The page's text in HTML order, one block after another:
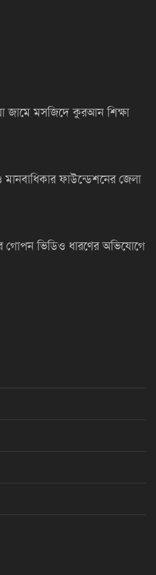
জামে মসজিদে কুরআন শিক্ষা
ফাউন্ডেশনের জেলা
গোপন ভিডিও ধারণের অভিযোগে